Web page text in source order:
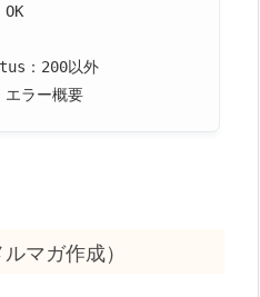
：200以外
ラー概要
マガ作成）